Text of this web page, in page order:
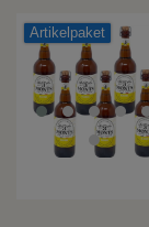
Artikelpaket